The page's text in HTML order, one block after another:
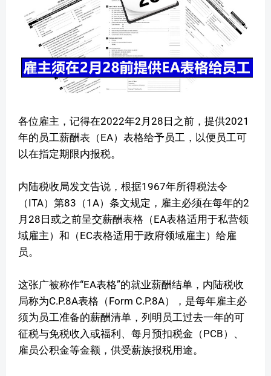
各位雇主，记得在2022年2月28日之前，提供2021
年的员工薪酬表（EA）表格给予员工，以便员工可
以在指定期限内报税。
内陆税收局发文告说，根据1967年所得税法令
（ITA）第83（1A）条文规定，雇主必须在每年的2
月28日或之前呈交薪酬表格（EA表格适用于私营领
域雇主）和（EC表格适用于政府领域雇主）给雇
员。
这张广被称作“EA表格”的就业薪酬结单，内陆税收
局称为C.P.8A表格（Form C.P.8A），是每年雇主必
须为员工准备的薪酬清单，列明员工过去一年的可
征税与免税收入或福利、每月预扣税金（PCB）、
雇员公积金等金额，供受薪族报税用途。